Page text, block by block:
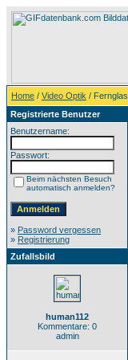
Home / Video Optik / Fernglas
Registrierte Benutzer
Benutzername:
Passwort:
Beim nächsten Besuch
automatisch anmelden?
» Password vergessen
» Registrierung
Zufallsbild
human112
Kommentare: 0
admin